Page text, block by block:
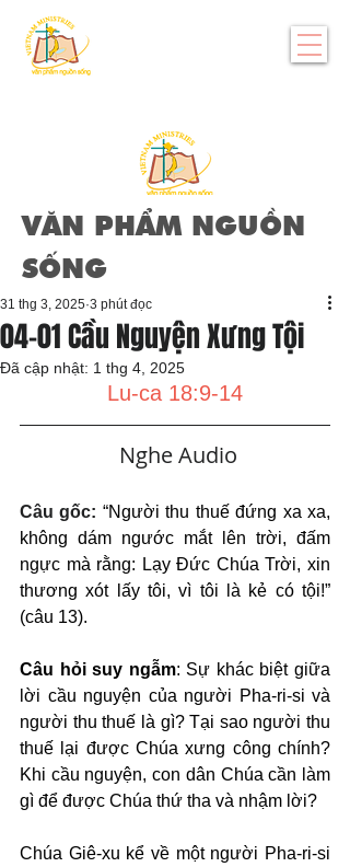
VĂN PHẨM NGUỒN
SỐNG
04-01 Cầu Nguyện Xưng Tội
31 thg 3, 2025 3 phút đọc
Đã cập nhật: 1 thg 4, 2025
Lu-ca 18:9-14
   Nghe Audio
Câu gốc: “Người thu thuế đứng xa xa,
không dám ngước mắt lên trời, đấm
ngực mà rằng: Lạy Đức Chúa Trời, xin
thương xót lấy tôi, vì tôi là kẻ có tội!”
(câu 13).
Câu hỏi suy ngẫm: Sự khác biệt giữa
lời cầu nguyện của người Pha-ri-si và
người thu thuế là gì? Tại sao người thu
thuế lại được Chúa xưng công chính?
Khi cầu nguyện, con dân Chúa cần làm
gì để được Chúa thứ tha và nhậm lời?
Chúa Giê-xu kể về một người Pha-ri-si